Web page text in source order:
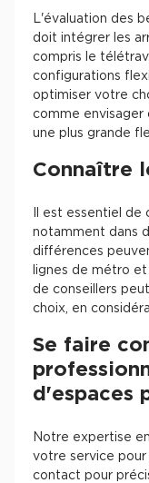
L'évaluation des
doit intégrer les
compris le
configurations
optimiser votre
comme envisager
une plus grande
Connaître
Il est essentiel de
notamment dans
différences
lignes de métro
de conseillers
choix, en
Se faire
d'espaces
Notre expertise
votre service
contact pour